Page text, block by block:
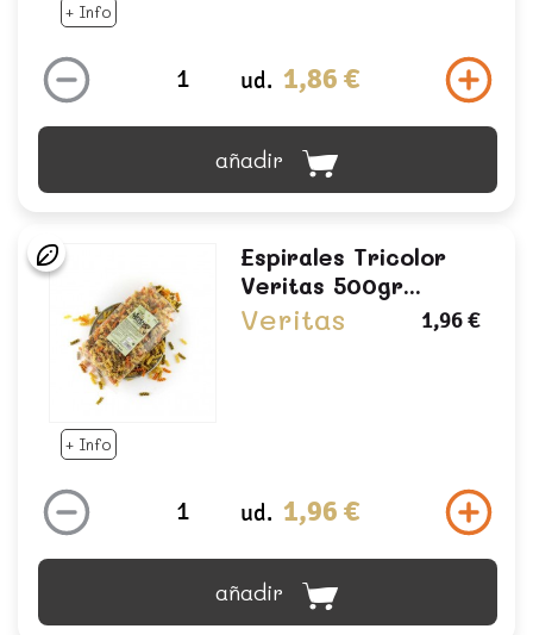
+ Info
ud. 1,86 €
añadir
+ Info
Espirales Tricolor
Veritas 500gr...
Veritas 1,96 €
ud. 1,96 €
añadir